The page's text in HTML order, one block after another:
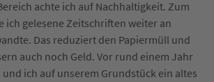
achte ich auf Nachhaltigkeit. Zum
ich gelesene Zeitschriften weiter an
Das reduziert den Papiermüll und
auch noch Geld. Vor rund einem Jahr
ich auf unserem Grundstück ein altes